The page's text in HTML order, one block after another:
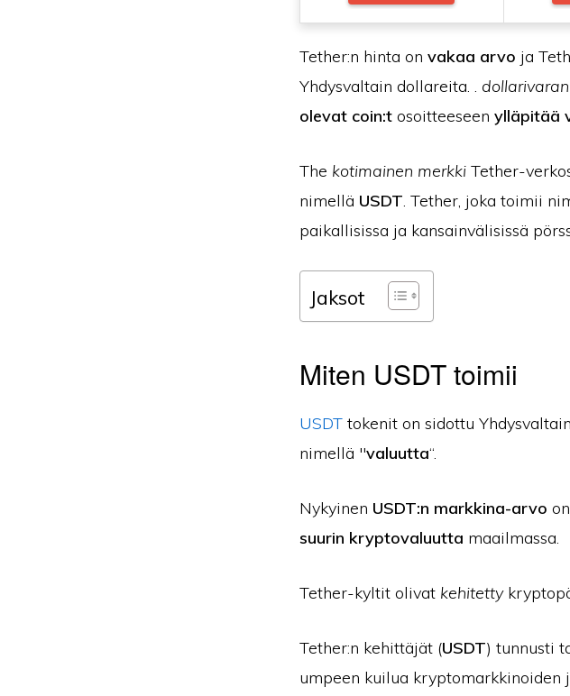
Tether:n hinta on vakaa arvo ja
Yhdysvaltain dollareita. .
olevat coin:t osoitteeseen ylläpitää
The kotimainen merkki Tether-
nimellä USDT. Tether, joka toimii
paikallisissa ja kansainvälisissä
Jaksot
Miten USDT toimii
USDT tokenit on sidottu
nimellä "valuutta“.
Nykyinen USDT:n markkina-arvo
suurin kryptovaluutta maailmassa.
Tether-kyltit olivat kehitetty
Tether:n kehittäjät (USDT) tunnusti
umpeen kuilua kryptomarkkinoiden